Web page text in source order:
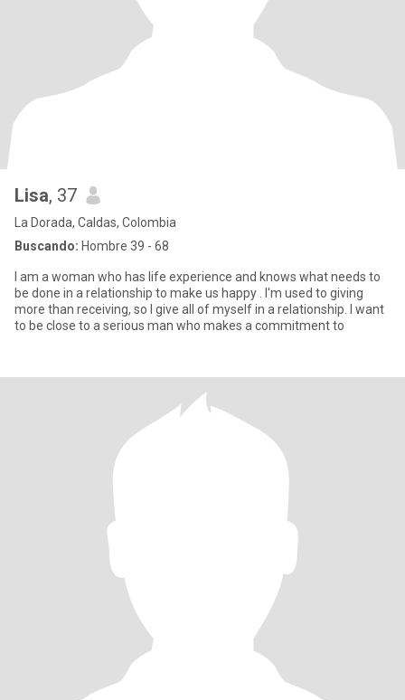
Lisa, 37
La Dorada, Caldas, Colombia
Buscando: Hombre 39 - 68
I am a woman who has life experience and knows what needs to
be done in a relationship to make us happy . I'm used to giving
more than receiving, so I give all of myself in a relationship. I want
to be close to a serious man who makes a commitment to